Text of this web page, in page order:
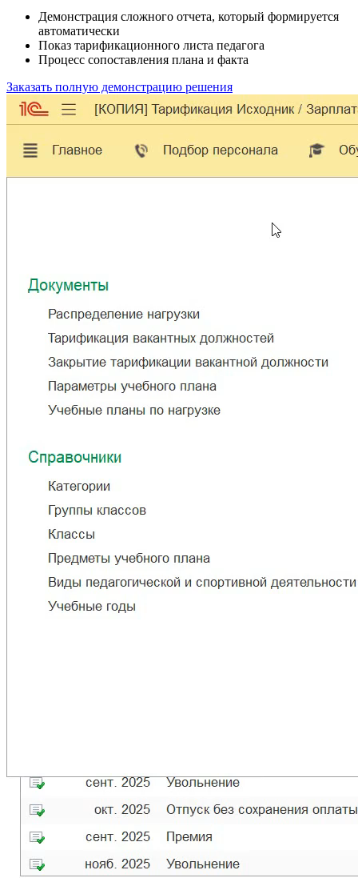
Демонстрация сложного отчета, который формируется
автоматически
Показ тарификационного листа педагога
Процесс сопоставления плана и факта
Заказать полную демонстрацию решения